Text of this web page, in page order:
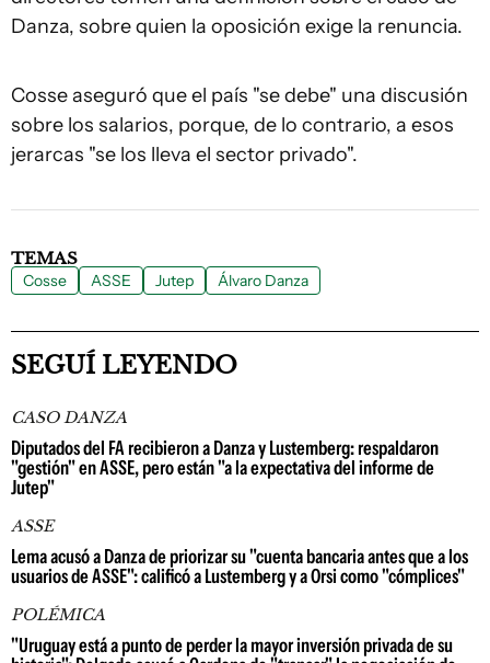
Danza, sobre quien la oposición exige la renuncia.
Cosse aseguró que el país "se debe" una discusión
sobre los salarios, porque, de lo contrario, a esos
jerarcas "se los lleva el sector privado".
TEMAS
Cosse ASSE Jutep Álvaro Danza
SEGUÍ LEYENDO
CASO DANZA
Diputados del FA recibieron a Danza y Lustemberg: respaldaron
"gestión" en ASSE, pero están "a la expectativa del informe de
Jutep"
ASSE
Lema acusó a Danza de priorizar su "cuenta bancaria antes que a los
usuarios de ASSE": calificó a Lustemberg y a Orsi como "cómplices"
POLÉMICA
"Uruguay está a punto de perder la mayor inversión privada de su